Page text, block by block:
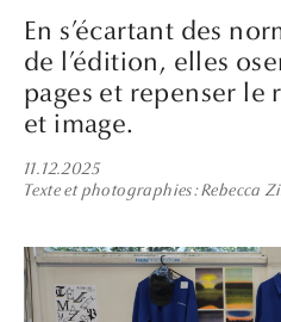
En s’écartant des
de l’édition, elles
pages et repenser
et image.
11.12.2025
Texte et photographies Rebecca